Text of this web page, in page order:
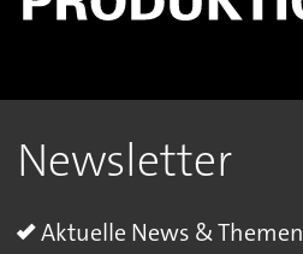
Newsletter
Aktuelle News & Themen